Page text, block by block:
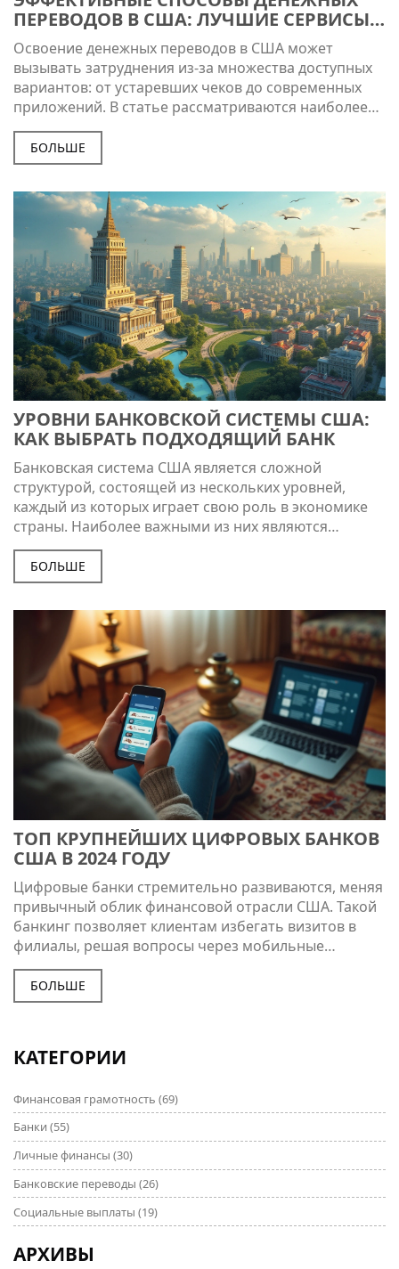
ПЕРЕВОДОВ В США: ЛУЧШИЕ СЕРВИСЫ
И СОВЕТЫ
Освоение денежных переводов в США может
вызывать затруднения из-за множества доступных
вариантов: от устаревших чеков до современных
приложений. В статье рассматриваются наиболее
популярные и надежные сервисы для денежных
переводов в Америке. Обсуждаются такие вопросы,
как безопасность, скорость и стоимость
которые помогут сэкономить деньги и время.
Читатель сможет выбрать подходящий способ
перевода в зависимости от своих потребностей.
БОЛЬШЕ
УРОВНИ БАНКОВСКОЙ СИСТЕМЫ США:
КАК ВЫБРАТЬ ПОДХОДЯЩИЙ БАНК
Банковская система США является сложной
структурой, состоящей из нескольких уровней,
каждый из которых играет свою роль в экономике
страны. Наиболее важными из них являются
центральный банк, региональные банки и местные
учреждения. В статье рассматриваются
особенности каждого из уровней и даются
зависимости от ваших нужд. Узнайте, как выбрать
лучший банк для ваших финансовых нужд.
БОЛЬШЕ
ТОП КРУПНЕЙШИХ ЦИФРОВЫХ БАНКОВ
США В 2024 ГОДУ
Цифровые банки стремительно развиваются, меняя
привычный облик финансовой отрасли США. Такой
банкинг позволяет клиентам избегать визитов в
филиалы, решая вопросы через мобильные
приложения и веб-сервисы. В статье
рассматриваются ведущие цифровые банки, их
особенности, актуальные тренды и личные советы
выбрать лучшие варианты для своих нужд. Советы
использования интернет-банкинга.
БОЛЬШЕ
КАТЕГОРИИ
Финансовая грамотность (69)
Банки (55)
Личные финансы (30)
Банковские переводы (26)
Социальные выплаты (19)
АРХИВЫ